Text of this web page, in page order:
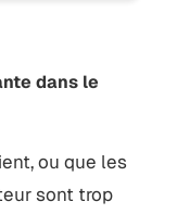
dans le
ou que les
sont trop